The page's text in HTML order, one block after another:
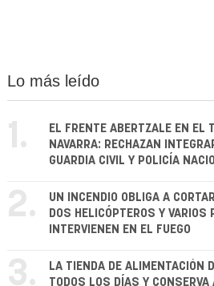
Lo más leído
1.
EL FRENTE ABERTZALE EN EL
NAVARRA: RECHAZAN
GUARDIA CIVIL Y POLICÍA
2.
UN INCENDIO OBLIGA A
DOS HELICÓPTEROS Y VARIOS
INTERVIENEN EN EL FUEGO
3.
LA TIENDA DE ALIMENTACIÓN
TODOS LOS DÍAS Y